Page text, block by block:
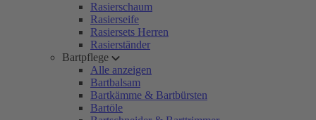
Rasierschaum
Rasierseife
Rasiersets Herren
Rasierständer
Bartpflege
Alle anzeigen
Bartbalsam
Bartkämme & Bartbürsten
Bartöle